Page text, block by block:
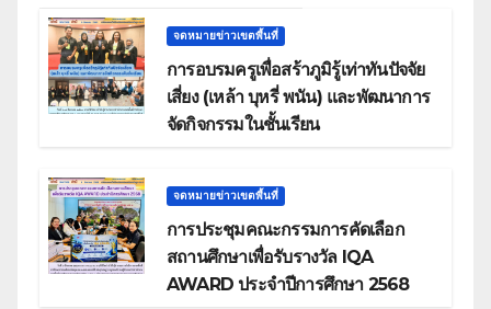
จดหมายข่าวเขตพื้นที่
การอบรมครูเพื่อสร้าภูมิรู้เท่าทันปัจจัย
เสี่ยง (เหล้า บุหรี่ พนัน) และพัฒนาการ
จัดกิจกรรมในชั้นเรียน
จดหมายข่าวเขตพื้นที่
การประชุมคณะกรรมการคัดเลือก
สถานศึกษาเพื่อรับรางวัล IQA
AWARD ประจำปีการศึกษา 2568